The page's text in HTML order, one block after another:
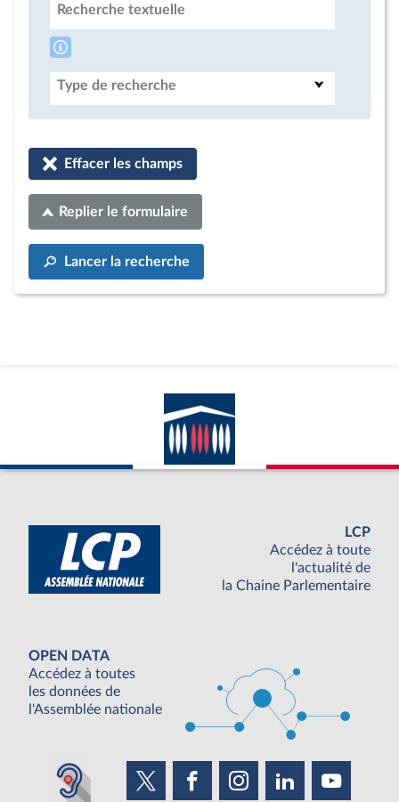
Recherche textuelle
Type de recherche
Effacer les champs
Replier le formulaire
Lancer la recherche
LCP
Accédez à toute
l'actualité de
la Chaine Parlementaire
OPEN DATA
Accédez à toutes
les données de
l'Assemblée nationale